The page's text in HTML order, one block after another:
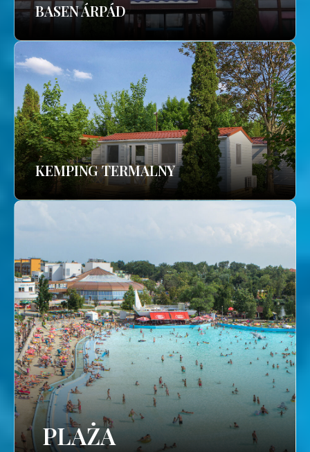
BASEN ÁRPÁD
KEMPING TERMALNY
PLAŻA